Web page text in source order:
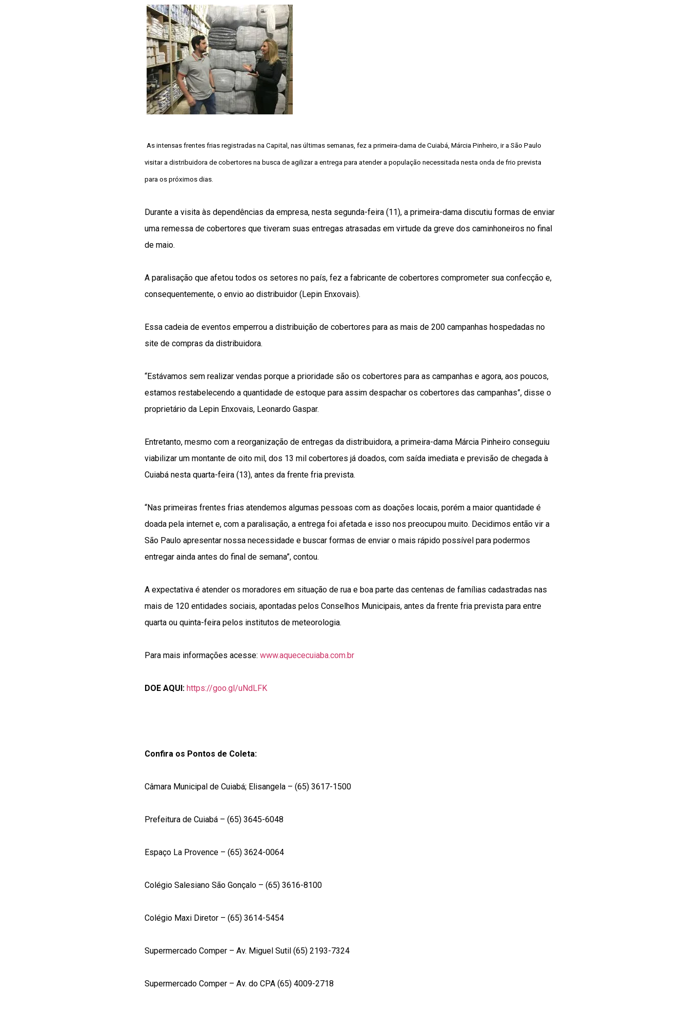
As intensas frentes frias registradas na Capital, nas últimas semanas, fez a primeira-dama de Cuiabá, Márcia Pinheiro, ir a São Paulo
visitar a distribuidora de cobertores na busca de agilizar a entrega para atender a população necessitada nesta onda de frio prevista
para os próximos dias.
Durante a visita às dependências da empresa, nesta segunda-feira (11), a primeira-dama discutiu formas de enviar
uma remessa de cobertores que tiveram suas entregas atrasadas em virtude da greve dos caminhoneiros no final
de maio.
A paralisação que afetou todos os setores no país, fez a fabricante de cobertores comprometer sua confecção e,
consequentemente, o envio ao distribuidor (Lepin Enxovais).
Essa cadeia de eventos emperrou a distribuição de cobertores para as mais de 200 campanhas hospedadas no
site de compras da distribuidora.
“Estávamos sem realizar vendas porque a prioridade são os cobertores para as campanhas e agora, aos poucos,
estamos restabelecendo a quantidade de estoque para assim despachar os cobertores das campanhas”, disse o
proprietário da Lepin Enxovais, Leonardo Gaspar.
Entretanto, mesmo com a reorganização de entregas da distribuidora, a primeira-dama Márcia Pinheiro conseguiu
viabilizar um montante de oito mil, dos 13 mil cobertores já doados, com saída imediata e previsão de chegada à
Cuiabá nesta quarta-feira (13), antes da frente fria prevista.
“Nas primeiras frentes frias atendemos algumas pessoas com as doações locais, porém a maior quantidade é
doada pela internet e, com a paralisação, a entrega foi afetada e isso nos preocupou muito. Decidimos então vir a
São Paulo apresentar nossa necessidade e buscar formas de enviar o mais rápido possível para podermos
entregar ainda antes do final de semana”, contou.
A expectativa é atender os moradores em situação de rua e boa parte das centenas de famílias cadastradas nas
mais de 120 entidades sociais, apontadas pelos Conselhos Municipais, antes da frente fria prevista para entre
quarta ou quinta-feira pelos institutos de meteorologia.
Para mais informações acesse: www.aquececuiaba.com.br
DOE AQUI: https://goo.gl/uNdLFK
Confira os Pontos de Coleta:
Câmara Municipal de Cuiabá; Elisangela – (65) 3617-1500
Prefeitura de Cuiabá – (65) 3645-6048
Espaço La Provence – (65) 3624-0064
Colégio Salesiano São Gonçalo – (65) 3616-8100
Colégio Maxi Diretor – (65) 3614-5454
Supermercado Comper – Av. Miguel Sutil (65) 2193-7324
Supermercado Comper – Av. do CPA (65) 4009-2718